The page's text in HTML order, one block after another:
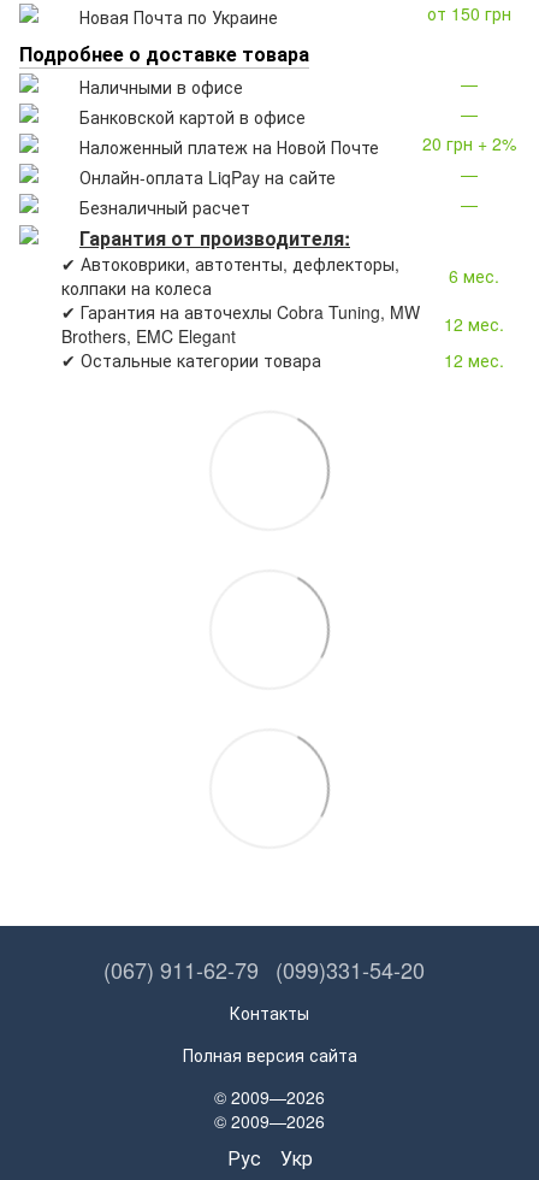
Новая Почта по Украине
от 150 грн
Подробнее о доставке товара
Наличными в офисе
—
Банковской картой в офисе
—
Наложенный платеж на Новой Почте
20 грн + 2%
Онлайн-оплата LiqPay на сайте
—
Безналичный расчет
—
Гарантия от производителя:
✔ Автоковрики, автотенты, дефлекторы,
колпаки на колеса
6 мес.
✔ Гарантия на авточехлы Cobra Tuning, MW
Brothers, EMC Elegant
12 мес.
✔ Остальные категории товара
12 мес.
(067) 911-62-79 (099)331-54-20
Контакты
Полная версия сайта
© 2009—2026
© 2009—2026
Рус Укр